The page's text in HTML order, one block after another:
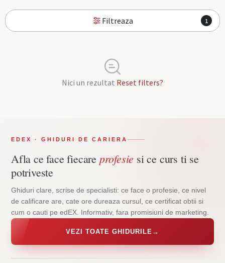
Filtreaza 1
Nici un rezultat Reset filters?
EDEX · GHIDURI DE CARIERA
Afla ce face fiecare profesie si ce curs ti se
potriveste
Ghiduri clare, scrise de specialisti: ce face o profesie, ce nivel
de calificare are, cate ore dureaza cursul, ce certificat obtii si
cum o cauti pe edEX. Informativ, fara promisiuni de marketing.
VEZI TOATE GHIDURILE →